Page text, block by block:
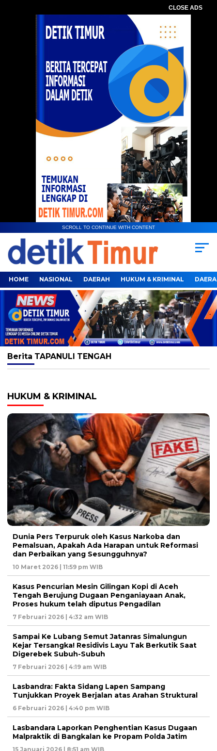
CLOSE ADS
SCROLL TO CONTINUE WITH CONTENT
HOME NASIONAL DAERAH HUKUM & KRIMINAL
Berita TAPANULI TENGAH
HUKUM & KRIMINAL
Dunia Pers Terpuruk oleh Kasus Narkoba dan
Pemalsuan, Apakah Ada Harapan untuk Reformasi
dan Perbaikan yang Sesungguhnya?
10 Maret 2026 | 11:59 pm WIB
Kasus Pencurian Mesin Gilingan Kopi di Aceh
Tengah Berujung Dugaan Penganiayaan Anak,
Proses hukum telah diputus Pengadilan
7 Februari 2026 | 4:32 am WIB
Sampai Ke Lubang Semut Jatanras Simalungun
Kejar Tersangka! Residivis Layu Tak Berkutik Saat
Digerebek Subuh-Subuh
7 Februari 2026 | 4:19 am WIB
Lasbandra: Fakta Sidang Lapen Sampang
Tunjukkan Proyek Berjalan atas Arahan Struktural
6 Februari 2026 | 4:40 pm WIB
Lasbandara Laporkan Penghentian Kasus Dugaan
Malpraktik di Bangkalan ke Propam Polda Jatim
15 Januari 2026 | 8:51 am WIB